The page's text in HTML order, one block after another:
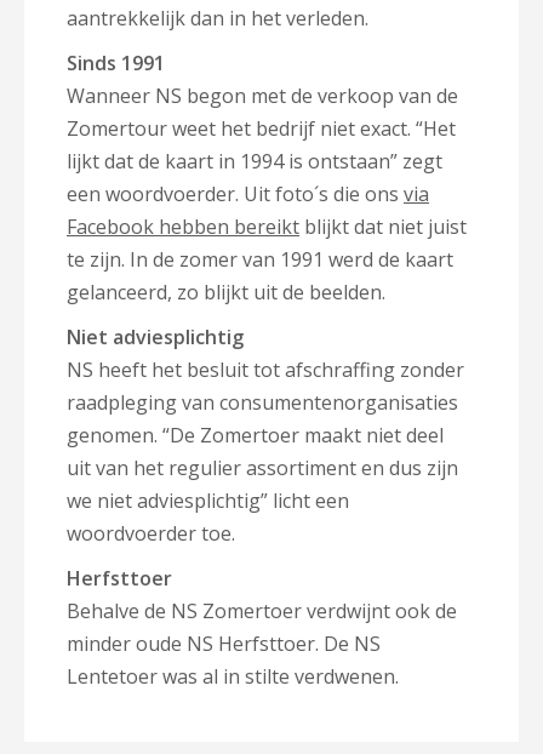
aantrekkelijk dan in het verleden.
Sinds 1991
Wanneer NS begon met de verkoop van de
Zomertour weet het bedrijf niet exact. “Het
lijkt dat de kaart in 1994 is ontstaan” zegt
een woordvoerder. Uit foto´s die ons via
Facebook hebben bereikt blijkt dat niet juist
te zijn. In de zomer van 1991 werd de kaart
gelanceerd, zo blijkt uit de beelden.
Niet adviesplichtig
NS heeft het besluit tot afschraffing zonder
raadpleging van consumentenorganisaties
genomen. “De Zomertoer maakt niet deel
uit van het regulier assortiment en dus zijn
we niet adviesplichtig” licht een
woordvoerder toe.
Herfsttoer
Behalve de NS Zomertoer verdwijnt ook de
minder oude NS Herfsttoer. De NS
Lentetoer was al in stilte verdwenen.